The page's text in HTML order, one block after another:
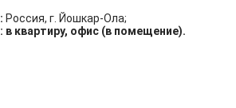
Россия, г. Йошкар-Ола;
в квартиру, офис (в помещение).